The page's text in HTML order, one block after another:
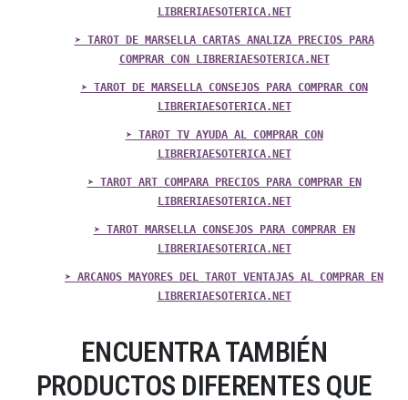
LIBRERIAESOTERICA.NET
➤ TAROT DE MARSELLA CARTAS ANALIZA PRECIOS PARA
COMPRAR CON LIBRERIAESOTERICA.NET
➤ TAROT DE MARSELLA CONSEJOS PARA COMPRAR CON
LIBRERIAESOTERICA.NET
➤ TAROT TV AYUDA AL COMPRAR CON
LIBRERIAESOTERICA.NET
➤ TAROT ART COMPARA PRECIOS PARA COMPRAR EN
LIBRERIAESOTERICA.NET
➤ TAROT MARSELLA CONSEJOS PARA COMPRAR EN
LIBRERIAESOTERICA.NET
➤ ARCANOS MAYORES DEL TAROT VENTAJAS AL COMPRAR EN
LIBRERIAESOTERICA.NET
ENCUENTRA TAMBIÉN
PRODUCTOS DIFERENTES QUE